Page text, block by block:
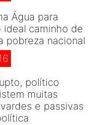
Água para
caminho de
pobreza nacional
político
muitas
e passivas